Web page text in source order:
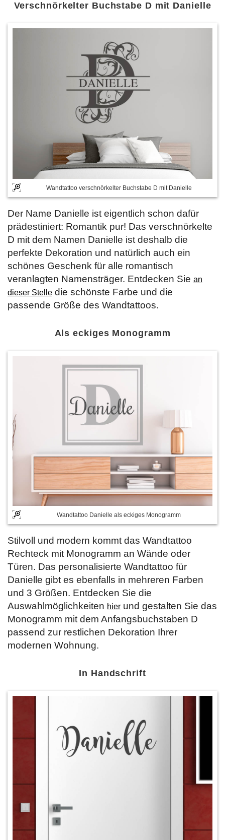
Verschnörkelter Buchstabe D mit Danielle
Wandtattoo verschnörkelter Buchstabe D mit Danielle
Der Name Danielle ist eigentlich schon dafür
prädestiniert: Romantik pur! Das verschnörkelte
D mit dem Namen Danielle ist deshalb die
perfekte Dekoration und natürlich auch ein
schönes Geschenk für alle romantisch
veranlagten Namensträger. Entdecken Sie an
dieser Stelle die schönste Farbe und die
passende Größe des Wandtattoos.
Als eckiges Monogramm
Wandtattoo Danielle als eckiges Monogramm
Stilvoll und modern kommt das Wandtattoo
Rechteck mit Monogramm an Wände oder
Türen. Das personalisierte Wandtattoo für
Danielle gibt es ebenfalls in mehreren Farben
und 3 Größen. Entdecken Sie die
Auswahlmöglichkeiten hier und gestalten Sie das
Monogramm mit dem Anfangsbuchstaben D
passend zur restlichen Dekoration Ihrer
modernen Wohnung.
In Handschrift